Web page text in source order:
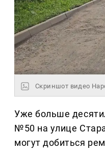
Скриншот видео
Уже больше
№50 на улице
могут добиться